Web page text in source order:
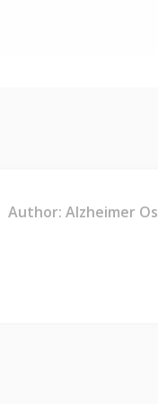
Author: Alzheimer